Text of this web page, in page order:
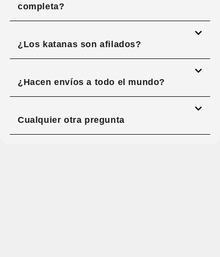
completa?
¿Los katanas son afilados?
¿Hacen envíos a todo el mundo?
Cualquier otra pregunta